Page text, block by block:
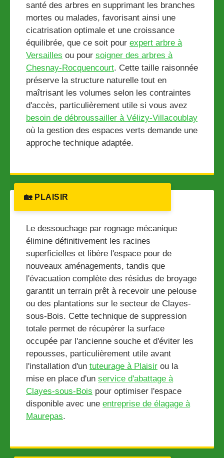
santé des arbres en supprimant les branches
mortes ou malades, favorisant ainsi une
cicatrisation optimale et une croissance
équilibrée, que ce soit pour expert arbre à
Versailles ou pour soigner des arbres à
Chesnay-Rocquencourt. Cette taille raisonnée
préserve la structure naturelle tout en
maîtrisant les volumes selon les contraintes
d'accès, particulièrement utile si vous avez
besoin de débroussailler à Vélizy-Villacoublay
où la gestion des espaces verts demande une
approche technique adaptée.
🏡 PLAISIR
Le dessouchage par rognage mécanique
élimine définitivement les racines
superficielles et libère l'espace pour de
nouveaux aménagements, tandis que
l'évacuation complète des résidus de broyage
garantit un terrain prêt à recevoir une pelouse
ou des plantations sur le secteur de Clayes-
sous-Bois. Cette technique de suppression
totale permet de récupérer la surface
occupée par l'ancienne souche et d'éviter les
repousses, particulièrement utile avant
l'installation d'un tuteurage à Plaisir ou la
mise en place d'un service d'abattage à
Clayes-sous-Bois pour optimiser l'espace
disponible avec une entreprise de élagage à
Maurepas.